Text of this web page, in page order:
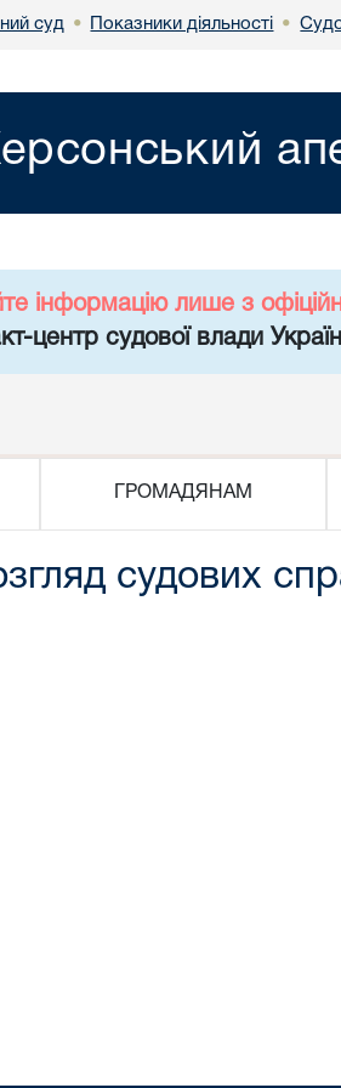
суд • Показники діяльності •
інформацію лише з
центр судової влади
ГРОМАДЯНАМ
судових